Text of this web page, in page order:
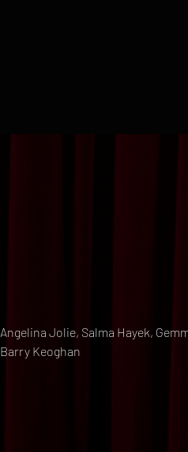
Angelina Jolie, Salma Hayek,
Barry Keoghan